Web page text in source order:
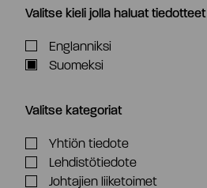
Valitse kieli jolla haluat tiedotteet
Englanniksi
Suomeksi
Valitse kategoriat
Yhtiön tiedote
Lehdistötiedote
Johtajien liiketoimet